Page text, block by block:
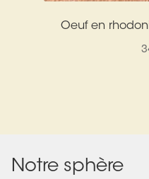
Oeuf en
Notre sphère